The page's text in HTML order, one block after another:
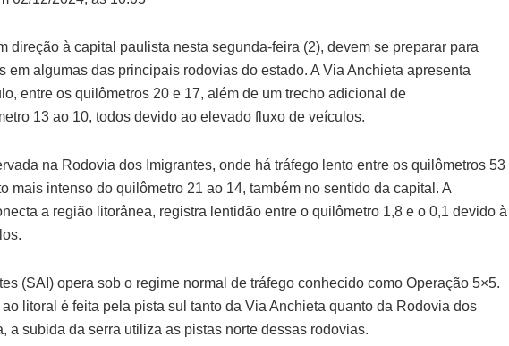
direção à capital paulista nesta segunda-feira (2), devem se preparar para
em algumas das principais rodovias do estado. A Via Anchieta apresenta
entre os quilômetros 20 e 17, além de um trecho adicional de
13 ao 10, todos devido ao elevado fluxo de veículos.
na Rodovia dos Imigrantes, onde há tráfego lento entre os quilômetros 53
mais intenso do quilômetro 21 ao 14, também no sentido da capital. A
a região litorânea, registra lentidão entre o quilômetro 1,8 e o 0,1 devido à
(SAI) opera sob o regime normal de tráfego conhecido como Operação 5×5.
litoral é feita pela pista sul tanto da Via Anchieta quanto da Rodovia dos
a subida da serra utiliza as pistas norte dessas rodovias.